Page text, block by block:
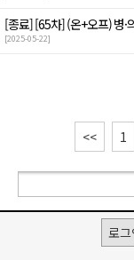
[종료][65차] (온+오프) 병
[2025-05-22]
<< 1
로그